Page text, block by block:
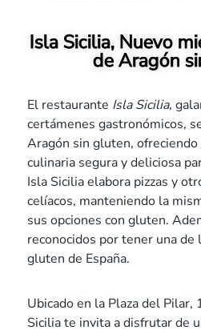
Isla Sicilia, Nuevo
de Aragón
El restaurante Isla Sicilia,
certámenes gastronómicos,
Aragón sin gluten, ofreciendo
culinaria segura y deliciosa
Isla Sicilia elabora pizzas y
celíacos, manteniendo la
sus opciones con gluten.
reconocidos por tener una de
gluten de España.
Ubicado en la Plaza del Pilar,
Sicilia te invita a disfrutar de